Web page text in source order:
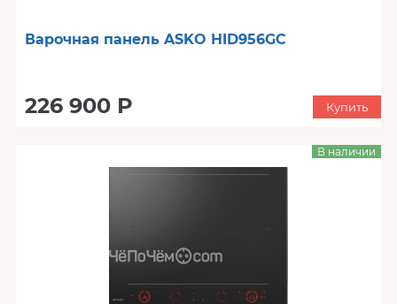
Варочная панель ASKO HID956GC
226 900 Р Купить
В наличии